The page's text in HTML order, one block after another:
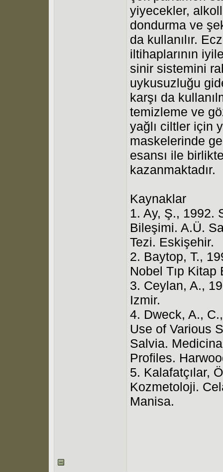
yiyecekler,
dondurma ve
da kullanılır.
iltihaplarının
sinir sistemini
uykusuzluğu
karşı da
temizleme ve
yağlı ciltler için
maskelerinde
esansı ile
kazanmaktadır.
Kaynaklar
1. Ay, Ş., 1992.
Bileşimi. A.Ü.
Tezi. Eskişehir.
2. Baytop, T.,
Nobel Tıp
3. Ceylan, A.,
Izmir.
4. Dweck, A.,
Use of Various
Salvia.
Profiles.
5. Kalafatçılar,
Kozmetoloji.
Manisa.